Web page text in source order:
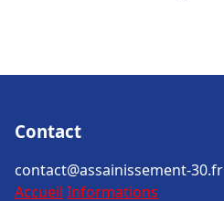
Contact
contact@assainissement-30.fr
Accueil Informations